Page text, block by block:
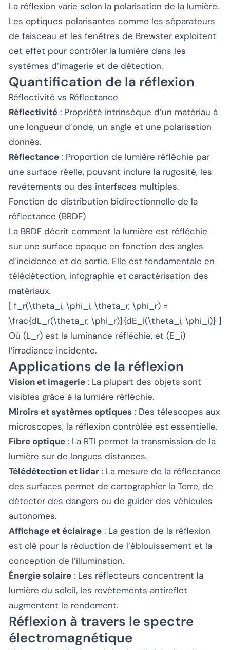
La réflexion varie selon la polarisation de la lumière.
Les optiques polarisantes comme les séparateurs
de faisceau et les fenêtres de Brewster exploitent
cet effet pour contrôler la lumière dans les
systèmes d’imagerie et de détection.
Quantification de la réflexion
Réflectivité vs Réflectance
Réflectivité : Propriété intrinsèque d’un matériau à
une longueur d’onde, un angle et une polarisation
donnés.
Réflectance : Proportion de lumière réfléchie par
une surface réelle, pouvant inclure la rugosité, les
revêtements ou des interfaces multiples.
Fonction de distribution bidirectionnelle de la
réflectance (BRDF)
La BRDF décrit comment la lumière est réfléchie
sur une surface opaque en fonction des angles
d’incidence et de sortie. Elle est fondamentale en
télédétection, infographie et caractérisation des
matériaux.
[ f_r(\theta_i, \phi_i, \theta_r, \phi_r) =
\frac{dL_r(\theta_r, \phi_r)}{dE_i(\theta_i, \phi_i)} ]
Où (L_r) est la luminance réfléchie, et (E_i)
l’irradiance incidente.
Applications de la réflexion
Vision et imagerie : La plupart des objets sont
visibles grâce à la lumière réfléchie.
Miroirs et systèmes optiques : Des télescopes aux
microscopes, la réflexion contrôlée est essentielle.
Fibre optique : La RTI permet la transmission de la
lumière sur de longues distances.
Télédétection et lidar : La mesure de la réflectance
des surfaces permet de cartographier la Terre, de
détecter des dangers ou de guider des véhicules
autonomes.
Affichage et éclairage : La gestion de la réflexion
est clé pour la réduction de l’éblouissement et la
conception de l’illumination.
Énergie solaire : Les réflecteurs concentrent la
lumière du soleil, les revêtements antireflet
augmentent le rendement.
Réflexion à travers le spectre
électromagnétique